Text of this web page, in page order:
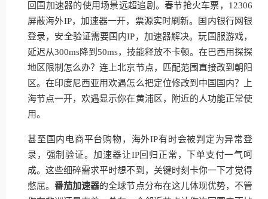
回国加速器的使用场景远超追剧。春节抢火车票，12306
屏蔽海外IP，加速器一开，票源实时刷新。国内银行网银
登录，安全验证需要国内IP，加速器解决。玩国服游戏，
延迟从300ms降到50ms，技能释放不卡顿。在巴西用探探
地区限制怎么办？连上北京节点，匹配范围直接改到朝阳
区。在印度尼西亚用欢遇怎么把定位修改到中国国内？上
海节点一开，欢遇显示你在黄浦区，附近的人功能正常使
用。
甚至国内电商平台购物，海外IP有时会被判定为异常登
录，强制验证。加速器让IP回归正常，下单支付一气呵
成。这些细碎需求平时想不到，关键时刻卡你一下才觉得
憋屈。番茄加速器的全球节点分布在这儿体现优势，不管